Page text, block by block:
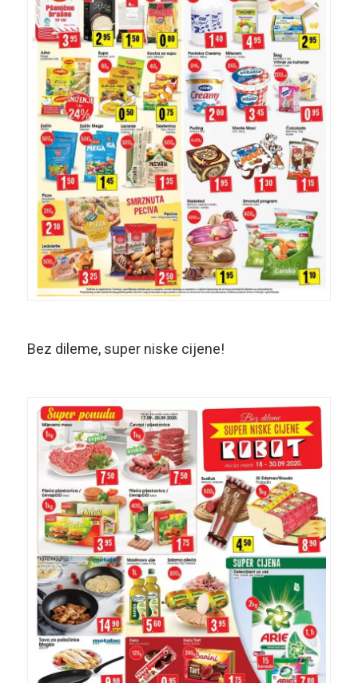
Bez dileme, super niske cijene!